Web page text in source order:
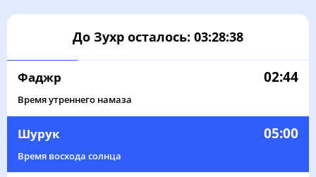
До Зухр осталось: 03:28:38
Фаджр 02:44
Время утреннего намаза
Шурук 05:00
Время восхода солнца